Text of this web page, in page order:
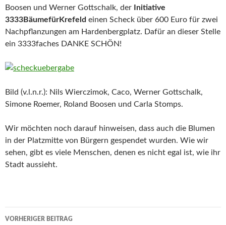
Boosen und Werner Gottschalk, der
Initiative
3333BäumefürKrefeld einen Scheck über 600 Euro für zwei
Nachpflanzungen am Hardenbergplatz. Dafür an dieser Stelle
ein 3333faches DANKE SCHÖN!
Bild (v.l.n.r.): Nils Wierczimok, Caco, Werner Gottschalk,
Simone Roemer, Roland Boosen und Carla Stomps.
Wir möchten noch darauf hinweisen, dass auch die Blumen
in der Platzmitte von Bürgern gespendet wurden. Wie wir
sehen, gibt es viele Menschen, denen es nicht egal ist, wie ihr
Stadt aussieht.
Beitrags-
VORHERIGER BEITRAG